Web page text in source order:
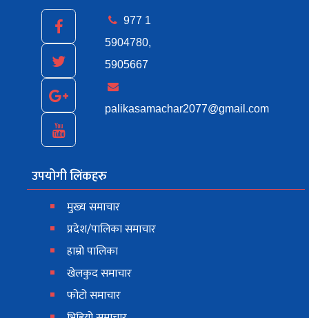
977 1
5904780,
5905667
palikasamachar2077@gmail.com
उपयोगी लिंकहरु
मुख्य समाचार
प्रदेश/पालिका समाचार
हाम्रो पालिका
खेलकुद समाचार
फोटो समाचार